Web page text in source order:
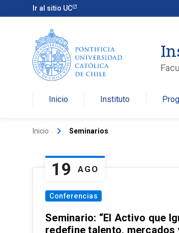
Ir al sitio UC
Inicio Instituto
Inicio keyboard_arrow_right Seminarios
19 AGO
Conferencias
Seminario: “El Activo que
redefine talento, mercados